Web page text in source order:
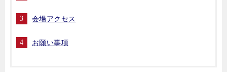
会場アクセス
お願い事項